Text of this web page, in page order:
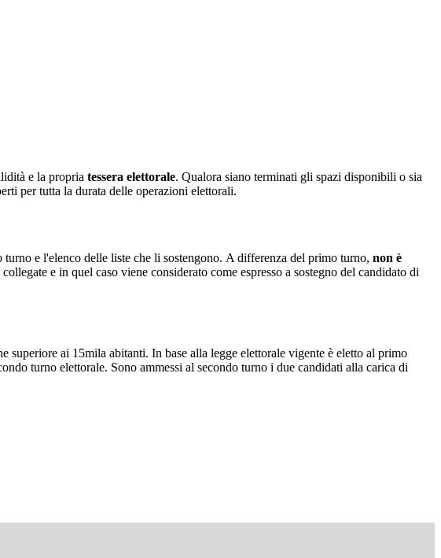
e la propria tessera elettorale. Qualora siano terminati gli spazi disponibili o sia
per tutta la durata delle operazioni elettorali.
e l'elenco delle liste che li sostengono. A differenza del primo turno, non è
e in quel caso viene considerato come espresso a sostegno del candidato di
ai 15mila abitanti. In base alla legge elettorale vigente è eletto al primo
turno elettorale. Sono ammessi al secondo turno i due candidati alla carica di